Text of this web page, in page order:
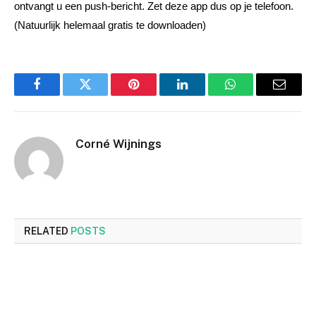
ontvangt u een push-bericht. Zet deze app dus op je telefoon.
(Natuurlijk helemaal gratis te downloaden)
FacebookTwitter Pinterest LinkedInWhatsAppEmail
Corné Wijnings
RELATED POSTS